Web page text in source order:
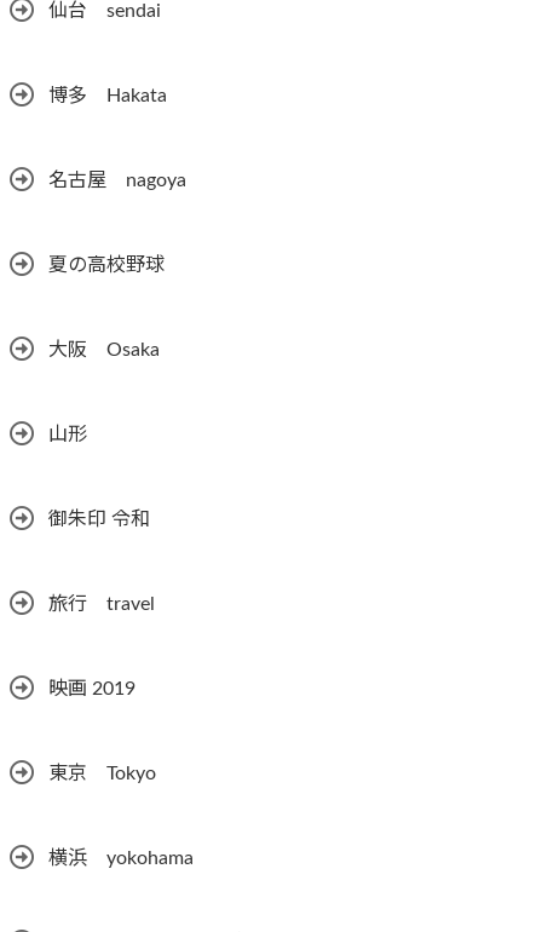
仙台 sendai
博多 Hakata
名古屋 nagoya
夏の高校野球
大阪 Osaka
山形
御朱印 令和
旅行 travel
映画 2019
東京 Tokyo
横浜 yokohama